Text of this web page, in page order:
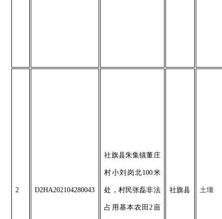
2 D2HA202104280043
社旗县朱集镇董庄
村小刘岗北100米
处，村民张磊非法
占用基本农田2亩
社旗县 土壤